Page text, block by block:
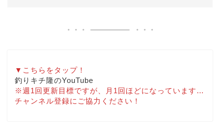
▼こちらをタップ！
釣りキチ隆のYouTube
※週1回更新目標ですが、月1回ほどになっています…
チャンネル登録にご協力ください！